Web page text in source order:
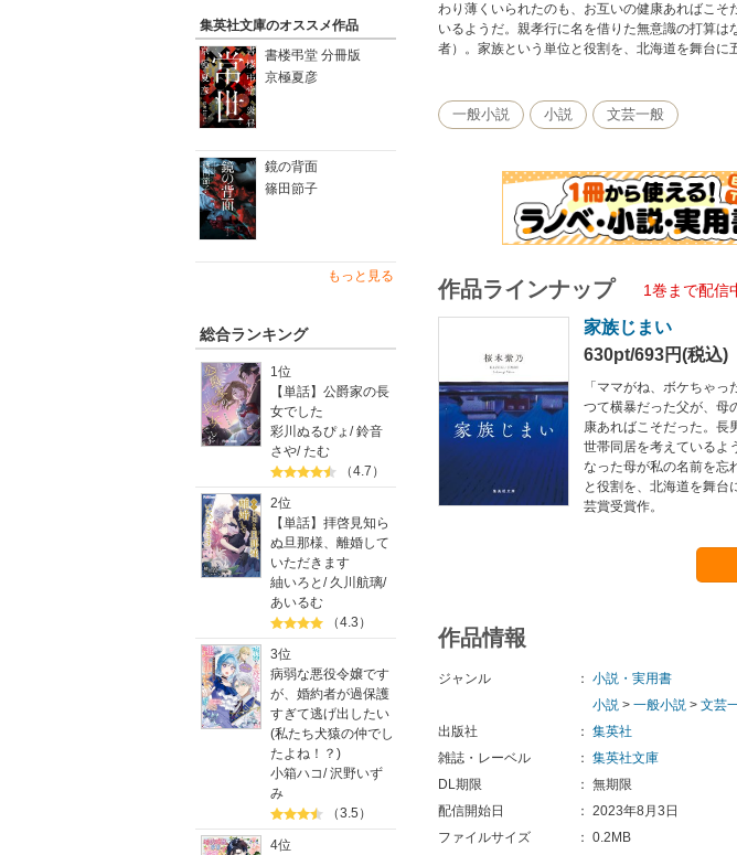
集英社文庫のオススメ作品
書楼弔堂 分冊版
京極夏彦
鏡の背面
篠田節子
もっと見る
総合ランキング
1位
【単話】公爵家の長
女でした
彩川ぬるぴょ /鈴音
さや/たむ
（4.7）
2位
【単話】拝啓見知ら
ぬ旦那様、離婚して
いただきます
紬いろと / 久川航璃/
あいるむ
（4.3）
3位
病弱な悪役令嬢です
が、婚約者が過保護
すぎて逃げ出したい
(私たち犬猿の仲でし
たよね！？)
小箱ハコ/沢野いず
み
（3.5）
4位
わり薄くいられたのも、お互いの健康あればこ
いるようだ。親孝行に名を借りた無意識の打算
者）。家族という単位と役割を、北海道を舞台に
一般小説 小説 文芸一般
作品ラインナップ 1巻まで配信
家族じまい
630pt/693円(税込)
「ママがね、ボケちゃ
つて横暴だった父が、母
康あればこそだった。長
世帯同居を考えているよ
なった母が私の名前を忘
と役割を、北海道を舞台
芸賞受賞作。
作品情報
ジャンル ： 小説・実用書
小説 > 一般小説 > 文芸
出版社
： 集英社
雑誌・レーベル
： 集英社文庫
DL期限
： 無期限
配信開始日
： 2023年8月3日
ファイルサイズ
： 0.2MB